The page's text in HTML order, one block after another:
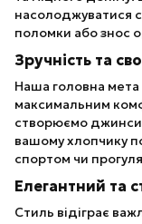
насолоджуватися
поломки або знос
Зручність та
Наша головна мета
максимальним
створюємо джинси,
вашому хлопчику
спортом чи
Елегантний та
Стиль відіграє